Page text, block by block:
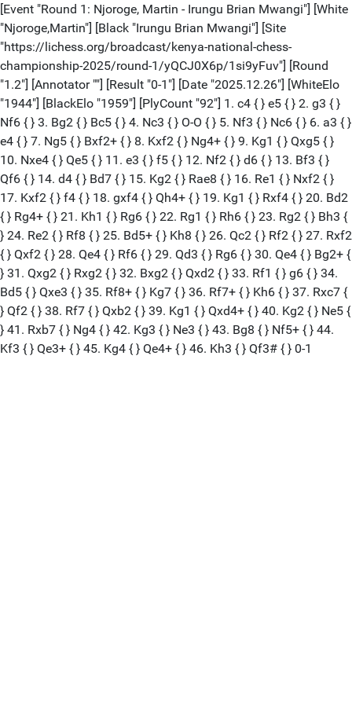
[Event "Round 1: Njoroge, Martin - Irungu Brian Mwangi"] [White
"Njoroge,Martin"] [Black "Irungu Brian Mwangi"] [Site
"https://lichess.org/broadcast/kenya-national-chess-
championship-2025/round-1/yQCJ0X6p/1si9yFuv"] [Round
"1.2"] [Annotator ""] [Result "0-1"] [Date "2025.12.26"] [WhiteElo
"1944"] [BlackElo "1959"] [PlyCount "92"] 1. c4 { } e5 { } 2. g3 { }
Nf6 { } 3. Bg2 { } Bc5 { } 4. Nc3 { } O-O { } 5. Nf3 { } Nc6 { } 6. a3 { }
e4 { } 7. Ng5 { } Bxf2+ { } 8. Kxf2 { } Ng4+ { } 9. Kg1 { } Qxg5 { }
10. Nxe4 { } Qe5 { } 11. e3 { } f5 { } 12. Nf2 { } d6 { } 13. Bf3 { }
Qf6 { } 14. d4 { } Bd7 { } 15. Kg2 { } Rae8 { } 16. Re1 { } Nxf2 { }
17. Kxf2 { } f4 { } 18. gxf4 { } Qh4+ { } 19. Kg1 { } Rxf4 { } 20. Bd2
{ } Rg4+ { } 21. Kh1 { } Rg6 { } 22. Rg1 { } Rh6 { } 23. Rg2 { } Bh3 {
} 24. Re2 { } Rf8 { } 25. Bd5+ { } Kh8 { } 26. Qc2 { } Rf2 { } 27. Rxf2
{ } Qxf2 { } 28. Qe4 { } Rf6 { } 29. Qd3 { } Rg6 { } 30. Qe4 { } Bg2+ {
} 31. Qxg2 { } Rxg2 { } 32. Bxg2 { } Qxd2 { } 33. Rf1 { } g6 { } 34.
Bd5 { } Qxe3 { } 35. Rf8+ { } Kg7 { } 36. Rf7+ { } Kh6 { } 37. Rxc7 {
} Qf2 { } 38. Rf7 { } Qxb2 { } 39. Kg1 { } Qxd4+ { } 40. Kg2 { } Ne5 {
} 41. Rxb7 { } Ng4 { } 42. Kg3 { } Ne3 { } 43. Bg8 { } Nf5+ { } 44.
Kf3 { } Qe3+ { } 45. Kg4 { } Qe4+ { } 46. Kh3 { } Qf3# { } 0-1